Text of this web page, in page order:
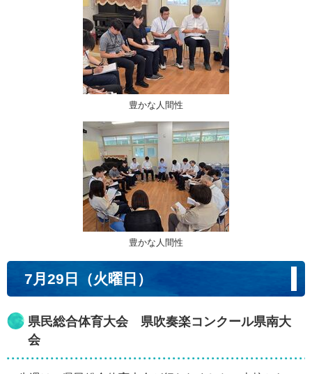
豊かな人間性
豊かな人間性
7月29日（火曜日）
県民総合体育大会 県吹奏楽コンクール県南大
会